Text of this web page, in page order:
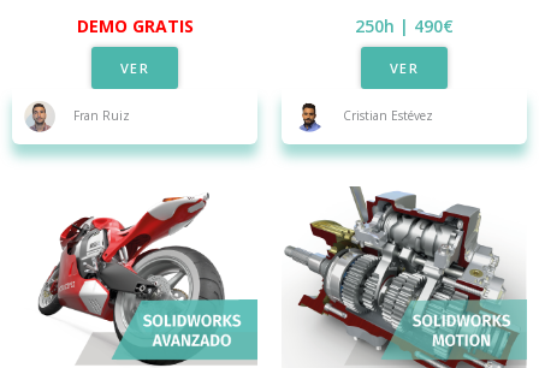
DEMO GRATIS
VER
Fran Ruiz
250h | 490€​
VER
Cristian Estévez